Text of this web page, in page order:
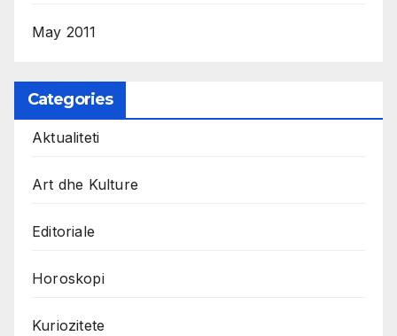
May 2011
Categories
Aktualiteti
Art dhe Kulture
Editoriale
Horoskopi
Kuriozitete